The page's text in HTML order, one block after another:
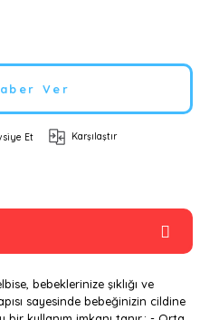
Ver
Et Karşılaştır
bebeklerinize şıklığı ve
sayesinde bebeğinizin cildine